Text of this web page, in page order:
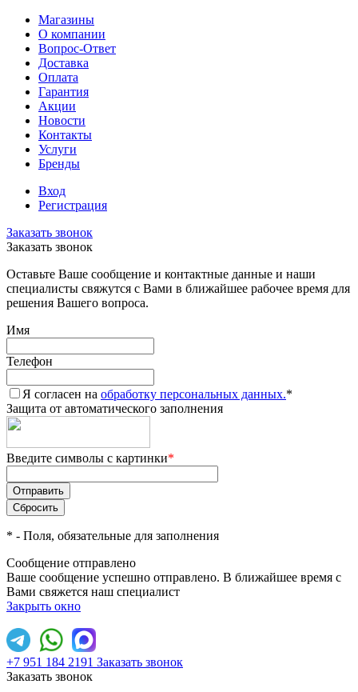
Магазины
О компании
Вопрос-Ответ
Доставка
Оплата
Гарантия
Акции
Новости
Контакты
Услуги
Бренды
Вход
Регистрация
Заказать звонок
Заказать звонок
Оставьте Ваше сообщение и контактные данные и наши
специалисты свяжутся с Вами в ближайшее рабочее время для
решения Вашего вопроса.
Имя
Телефон
Я согласен на обработку персональных данных.*
Защита от автоматического заполнения
Введите символы с картинки*
* - Поля, обязательные для заполнения
Сообщение отправлено
Ваше сообщение успешно отправлено. В ближайшее время с
Вами свяжется наш специалист
Закрыть окно
+7 951 184 2191 Заказать звонок
Заказать звонок